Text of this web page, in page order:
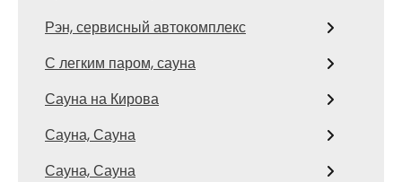
Рэн, сервисный автокомплекс
С легким паром, сауна
Сауна на Кирова
Сауна, Сауна
Сауна, Сауна